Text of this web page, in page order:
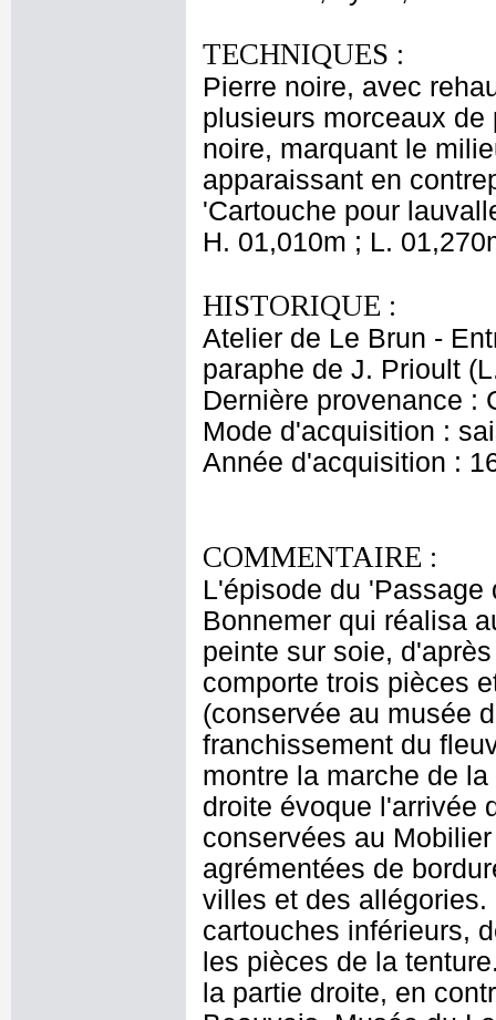
TECHNIQUES :
Pierre noire, avec
plusieurs morceaux
noire, marquant le
apparaissant en
'Cartouche pour
H. 01,010m ; L.
HISTORIQUE :
Atelier de Le Brun -
paraphe de J. Prioult
Dernière provenance :
Mode d'acquisition :
Année d'acquisition :
COMMENTAIRE :
L'épisode du
Bonnemer qui réalisa
peinte sur soie,
comporte trois pièces
(conservée au musée
franchissement du
montre la marche de
droite évoque l'arrivée
conservées au
agrémentées de
villes et des
cartouches inférieurs,
les pièces de la
la partie droite, en